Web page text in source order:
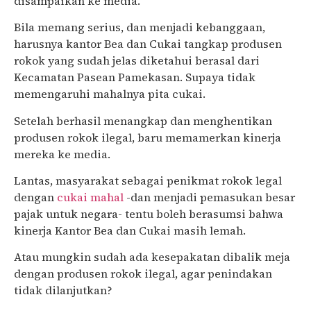
Bila memang serius, dan menjadi kebanggaan,
harusnya kantor Bea dan Cukai tangkap produsen
rokok yang sudah jelas diketahui berasal dari
Kecamatan Pasean Pamekasan. Supaya tidak
memengaruhi mahalnya pita cukai.
Setelah berhasil menangkap dan menghentikan
produsen rokok ilegal, baru memamerkan kinerja
mereka ke media.
Lantas, masyarakat sebagai penikmat rokok legal
dengan cukai mahal -dan menjadi pemasukan besar
pajak untuk negara- tentu boleh berasumsi bahwa
kinerja Kantor Bea dan Cukai masih lemah.
Atau mungkin sudah ada kesepakatan dibalik meja
dengan produsen rokok ilegal, agar penindakan
tidak dilanjutkan?